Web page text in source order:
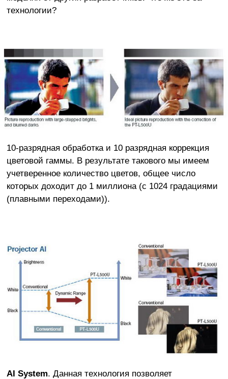
технологии?
10-разрядная обработка и 10 разрядная коррекция
цветовой гаммы. В результате такового мы имеем
учетверенное количество цветов, общее число
которых доходит до 1 миллиона (с 1024 градациями
(плавными переходами)).
AI System. Данная технология позволяет